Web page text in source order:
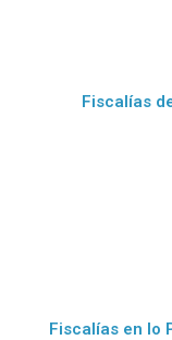
Fiscalías
Fiscalías en lo